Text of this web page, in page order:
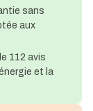
sans
aux
112 avis
et la